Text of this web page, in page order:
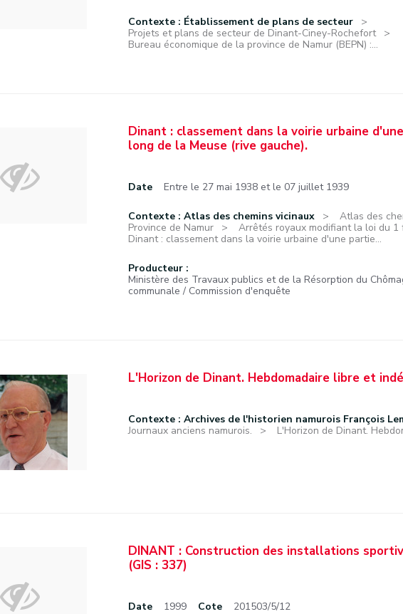
Contexte : Établissement de plans de secteur
Projets et plans de secteur de Dinant-Ciney-Rochefort
Bureau économique de la province de Namur (BEPN) :...
Dinant : classement dans la voirie urbaine
long de la Meuse (rive gauche).
Date Entre le 27 mai 1938 et le 07 juillet 1939
Contexte : Atlas des chemins vicinaux
Atlas des
Province de Namur
Arrêtés royaux modifiant la loi du 1
Dinant : classement dans la voirie urbaine d'une partie...
Producteur :
Ministère des Travaux publics et de la Résorption du
communale / Commission d'enquête
L'Horizon de Dinant. Hebdomadaire libre et
Contexte : Archives de l'historien namurois François
Journaux anciens namurois.
L'Horizon de Dinant.
DINANT : Construction des installations
(GIS : 337)
Date 1999 Cote 201503/5/12